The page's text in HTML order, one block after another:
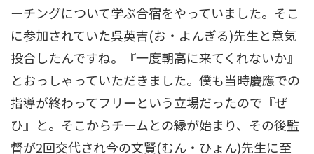
ーチングについて学ぶ合宿をやっていました。そこ
に参加されていた呉英吉(お・よんぎる)先生と意気
投合したんですね。『一度朝高に来てくれないか』
とおっしゃっていただきました。僕も当時慶應での
指導が終わってフリーという立場だったので『ぜ
ひ』と。そこからチームとの縁が始まり、その後監
督が2回交代され今の文賢(むん・ひょん)先生に至